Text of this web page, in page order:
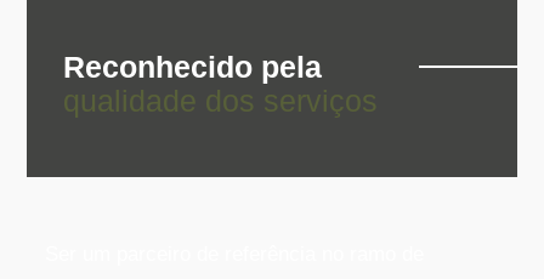
Reconhecido pela
qualidade dos serviços